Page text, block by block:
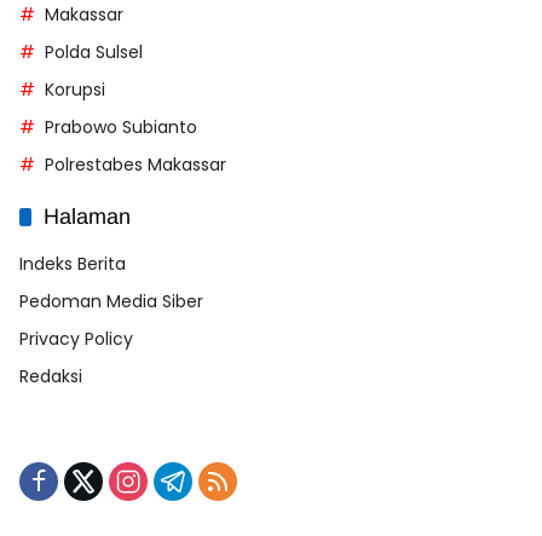
Makassar
Polda Sulsel
Korupsi
Prabowo Subianto
Polrestabes Makassar
Halaman
Indeks Berita
Pedoman Media Siber
Privacy Policy
Redaksi